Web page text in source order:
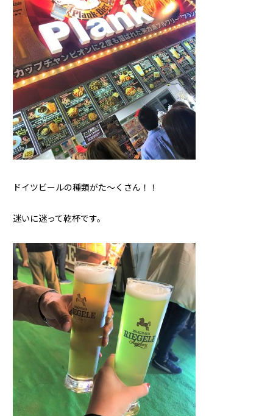
ドイツビールの種類がた～くさん！！
迷いに迷って乾杯です。